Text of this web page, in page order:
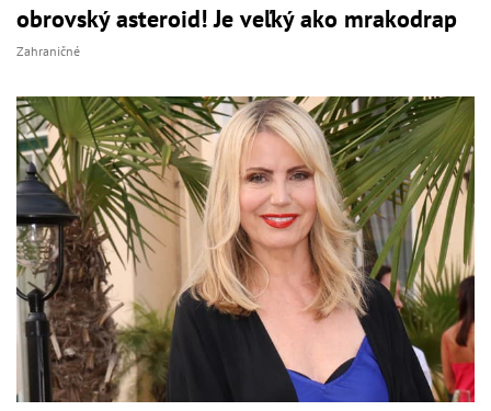
obrovský asteroid! Je veľký ako mrakodrap
Zahraničné